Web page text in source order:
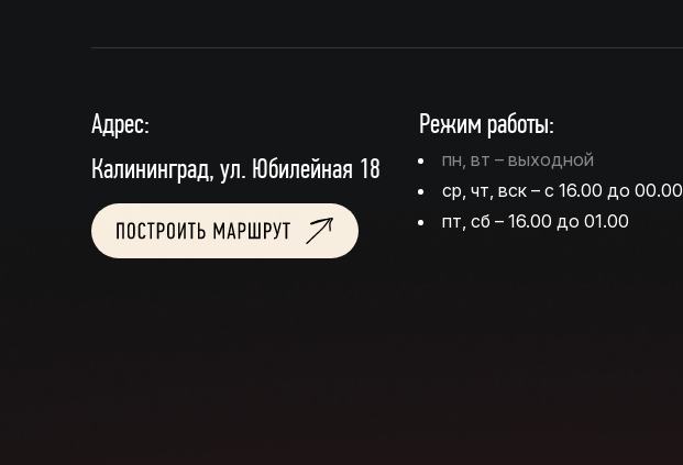
Адрес:
Калининград, ул. Юбилейная 18
Режим работы:
пн, вт – выходной
ср, чт, вск – с 16.00 до 00.00
пт, сб – 16.00 до 01.00